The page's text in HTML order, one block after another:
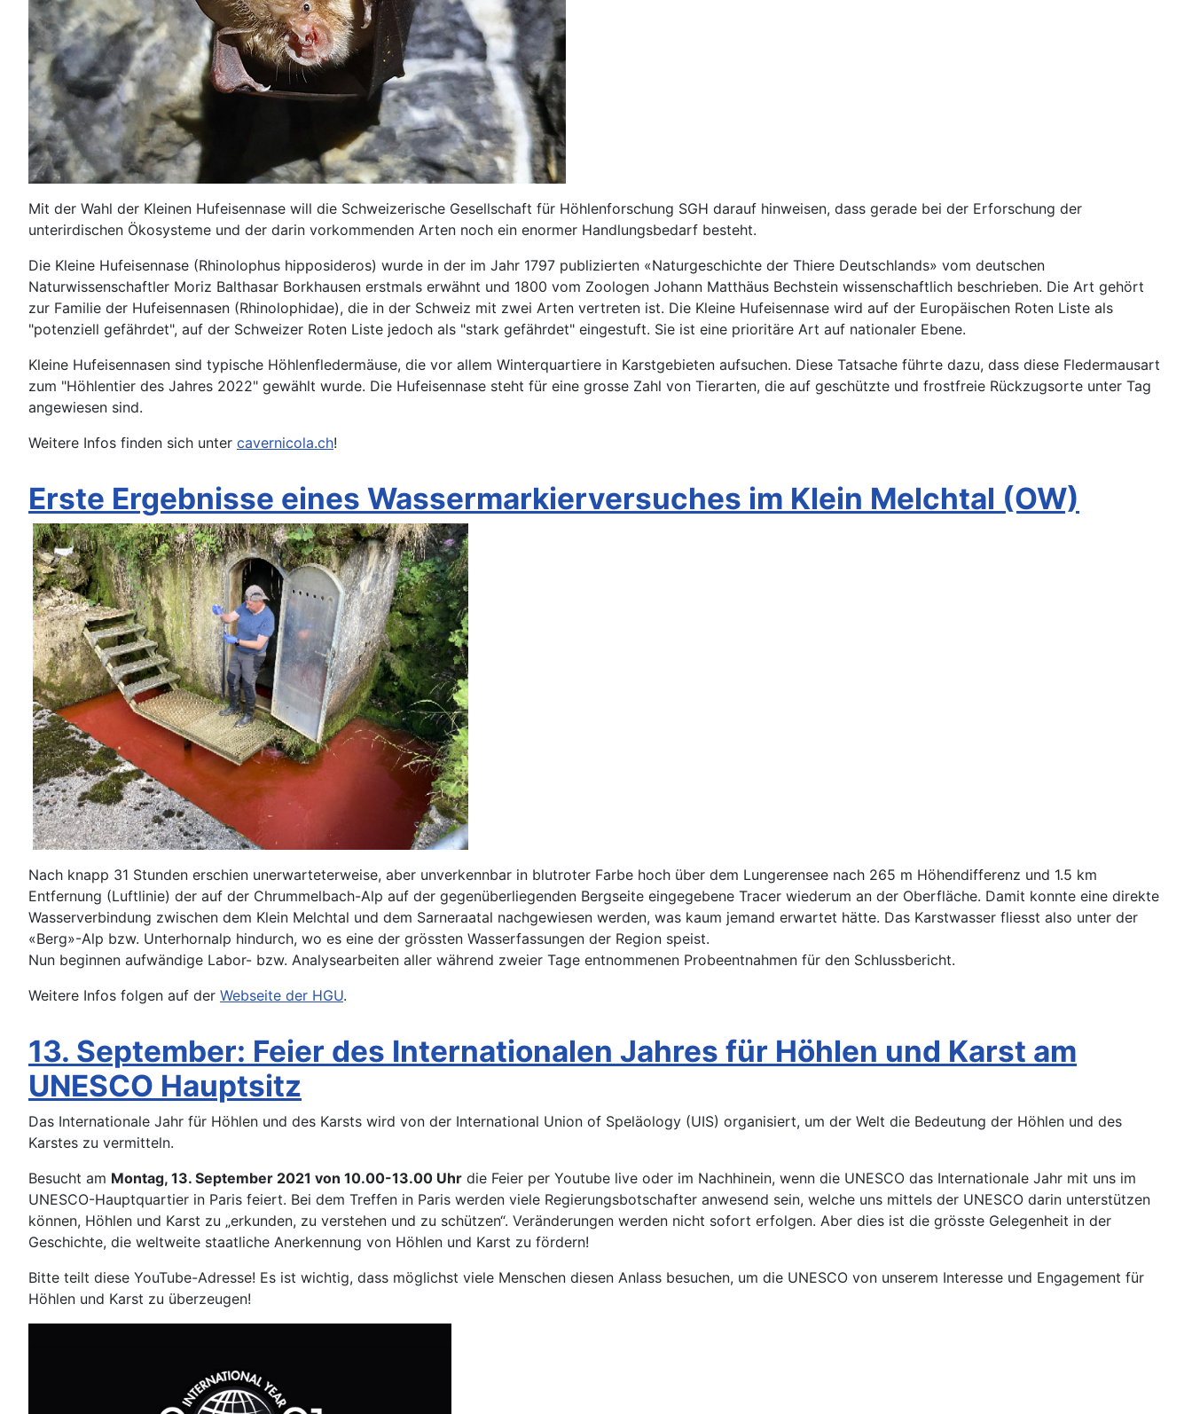
Mit der Wahl der Kleinen Hufeisennase will die Schweizerische Gesellschaft für Höhlenforschung SGH darauf hinweisen, dass gerade bei der Erforschung der
unterirdischen Ökosysteme und der darin vorkommenden Arten noch ein enormer Handlungsbedarf besteht.
Die Kleine Hufeisennase (Rhinolophus hipposideros) wurde in der im Jahr 1797 publizierten «Naturgeschichte der Thiere Deutschlands» vom deutschen
Naturwissenschaftler Moriz Balthasar Borkhausen erstmals erwähnt und 1800 vom Zoologen Johann Matthäus Bechstein wissenschaftlich beschrieben. Die Art gehört
zur Familie der Hufeisennasen (Rhinolophidae), die in der Schweiz mit zwei Arten vertreten ist. Die Kleine Hufeisennase wird auf der Europäischen Roten Liste als
"potenziell gefährdet", auf der Schweizer Roten Liste jedoch als "stark gefährdet" eingestuft. Sie ist eine prioritäre Art auf nationaler Ebene.
Kleine Hufeisennasen sind typische Höhlenfledermäuse, die vor allem Winterquartiere in Karstgebieten aufsuchen. Diese Tatsache führte dazu, dass diese Fledermausart
zum "Höhlentier des Jahres 2022" gewählt wurde. Die Hufeisennase steht für eine grosse Zahl von Tierarten, die auf geschützte und frostfreie Rückzugsorte unter Tag
angewiesen sind.
Weitere Infos finden sich unter cavernicola.ch!
Erste Ergebnisse eines Wassermarkierversuches im Klein Melchtal (OW)
Nach knapp 31 Stunden erschien unerwarteterweise, aber unverkennbar in blutroter Farbe hoch über dem Lungerensee nach 265 m Höhendifferenz und 1.5 km
Entfernung (Luftlinie) der auf der Chrummelbach-Alp auf der gegenüberliegenden Bergseite eingegebene Tracer wiederum an der Oberfläche. Damit konnte eine direkte
Wasserverbindung zwischen dem Klein Melchtal und dem Sarneraatal nachgewiesen werden, was kaum jemand erwartet hätte. Das Karstwasser fliesst also unter der
«Berg»-Alp bzw. Unterhornalp hindurch, wo es eine der grössten Wasserfassungen der Region speist.
Nun beginnen aufwändige Labor- bzw. Analysearbeiten aller während zweier Tage entnommenen Probeentnahmen für den Schlussbericht.
Weitere Infos folgen auf der Webseite der HGU.
13. September: Feier des Internationalen Jahres für Höhlen und Karst am
UNESCO Hauptsitz
Das Internationale Jahr für Höhlen und des Karsts wird von der International Union of Speläology (UIS) organisiert, um der Welt die Bedeutung der Höhlen und des
Karstes zu vermitteln.
Besucht am Montag, 13. September 2021 von 10.00-13.00 Uhr die Feier per Youtube live oder im Nachhinein, wenn die UNESCO das Internationale Jahr mit uns im
UNESCO-Hauptquartier in Paris feiert. Bei dem Treffen in Paris werden viele Regierungsbotschafter anwesend sein, welche uns mittels der UNESCO darin unterstützen
können, Höhlen und Karst zu „erkunden, zu verstehen und zu schützen“. Veränderungen werden nicht sofort erfolgen. Aber dies ist die grösste Gelegenheit in der
Geschichte, die weltweite staatliche Anerkennung von Höhlen und Karst zu fördern!
Bitte teilt diese YouTube-Adresse! Es ist wichtig, dass möglichst viele Menschen diesen Anlass besuchen, um die UNESCO von unserem Interesse und Engagement für
Höhlen und Karst zu überzeugen!